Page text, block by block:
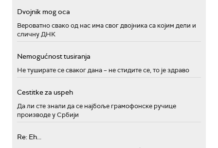
Dvojnik mog oca
Вероватно свако од нас има свог двојника са којим дели и
сличну ДНК
Nemogućnost tusiranja
Не туширате се сваког дана – не стидите се, то је здраво
Cestitke za uspeh
Да ли сте знали да се најбоље грамофонске ручице
производе у Србији
Re: Eh...